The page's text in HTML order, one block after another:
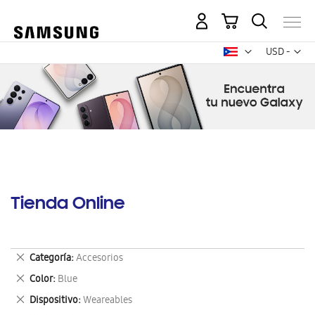
USD -
dólar
Mi carrito
Tienda Online
Categoría Accesorios
Eliminar
este
artículo
Color Blue
Eliminar
este
artículo
Dispositivo Weareables
Eliminar